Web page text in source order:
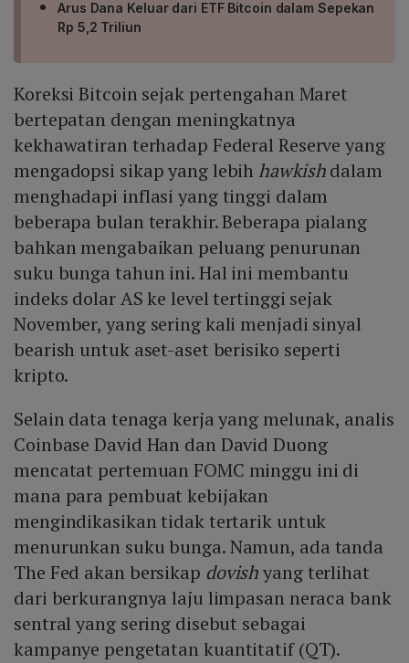
Arus Dana Keluar dari ETF Bitcoin dalam Sepekan
Rp 5,2 Triliun
Koreksi Bitcoin sejak pertengahan Maret
bertepatan dengan meningkatnya
kekhawatiran terhadap Federal Reserve yang
mengadopsi sikap yang lebihhawkishdalam
menghadapi inflasi yang tinggi dalam
beberapa bulan terakhir. Beberapa pialang
bahkan mengabaikan peluang penurunan
suku bunga tahun ini. Hal ini membantu
indeks dolar AS ke level tertinggi sejak
November, yang sering kali menjadi sinyal
bearish untuk aset-aset berisiko seperti
kripto.
Selain data tenaga kerja yang melunak, analis
Coinbase David Han dan David Duong
mencatat pertemuan FOMC minggu ini di
mana para pembuat kebijakan
mengindikasikan tidak tertarik untuk
menurunkan suku bunga. Namun, ada tanda
The Fed akan bersikap dovishyang terlihat
dari berkurangnya laju limpasan neraca bank
sentral yang sering disebut sebagai
kampanye pengetatan kuantitatif (QT).